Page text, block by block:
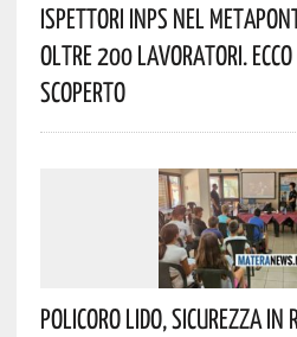
Ispettori INPS Nel
Oltre 200 Lavoratori. Ecco
Scoperto
Policoro Lido, Sicurezza In